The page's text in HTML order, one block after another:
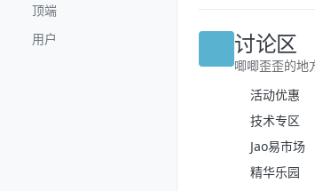
顶端
用户
讨论区
唧唧歪歪的地方
活动优惠
技术专区
Jao易市场